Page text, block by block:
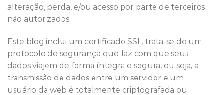
alteração, perda, e/ou acesso por parte de terceiros
não autorizados.
Este blog inclui um certificado SSL, trata-se de um
protocolo de segurança que faz com que seus
dados viajem de forma íntegra e segura, ou seja, a
transmissão de dados entre um servidor e um
usuário da web é totalmente criptografada ou